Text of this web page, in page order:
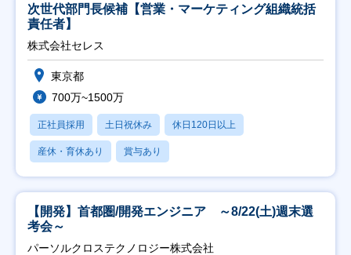
次世代部門長候補【営業・マーケティング組織統括
責任者】
株式会社セレス
東京都
700万~1500万
正社員採用 土日祝休み 休日120日以上
産休・育休あり 賞与あり
【開発】首都圏/開発エンジニア ～8/22(土)週末選
考会～
パーソルクロステクノロジー株式会社